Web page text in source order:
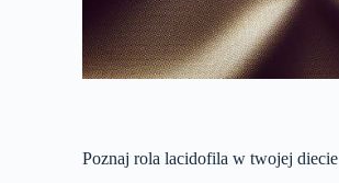
Poznaj rola lacidofila w twojej diecie